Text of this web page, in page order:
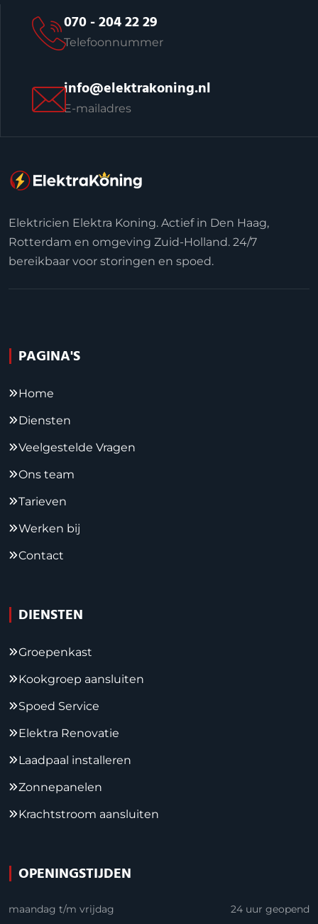
070 - 204 22 29
Telefoonnummer
info@elektrakoning.nl
E-mailadres
Elektricien Elektra Koning. Actief in Den Haag,
Rotterdam en omgeving Zuid-Holland. 24/7
bereikbaar voor storingen en spoed.
PAGINA'S
Home
Diensten
Veelgestelde Vragen
Ons team
Tarieven
Werken bij
Contact
DIENSTEN
Groepenkast
Kookgroep aansluiten
Spoed Service
Elektra Renovatie
Laadpaal installeren
Zonnepanelen
Krachtstroom aansluiten
OPENINGSTIJDEN
maandag t/m vrijdag 24 uur geopend